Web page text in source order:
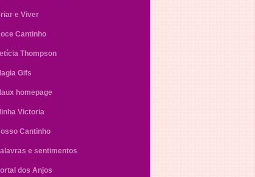
e Viver
Cantinho
Thompson
Gifs
homepage
Victoria
Cantinho
e sentimentos
dos Anjos